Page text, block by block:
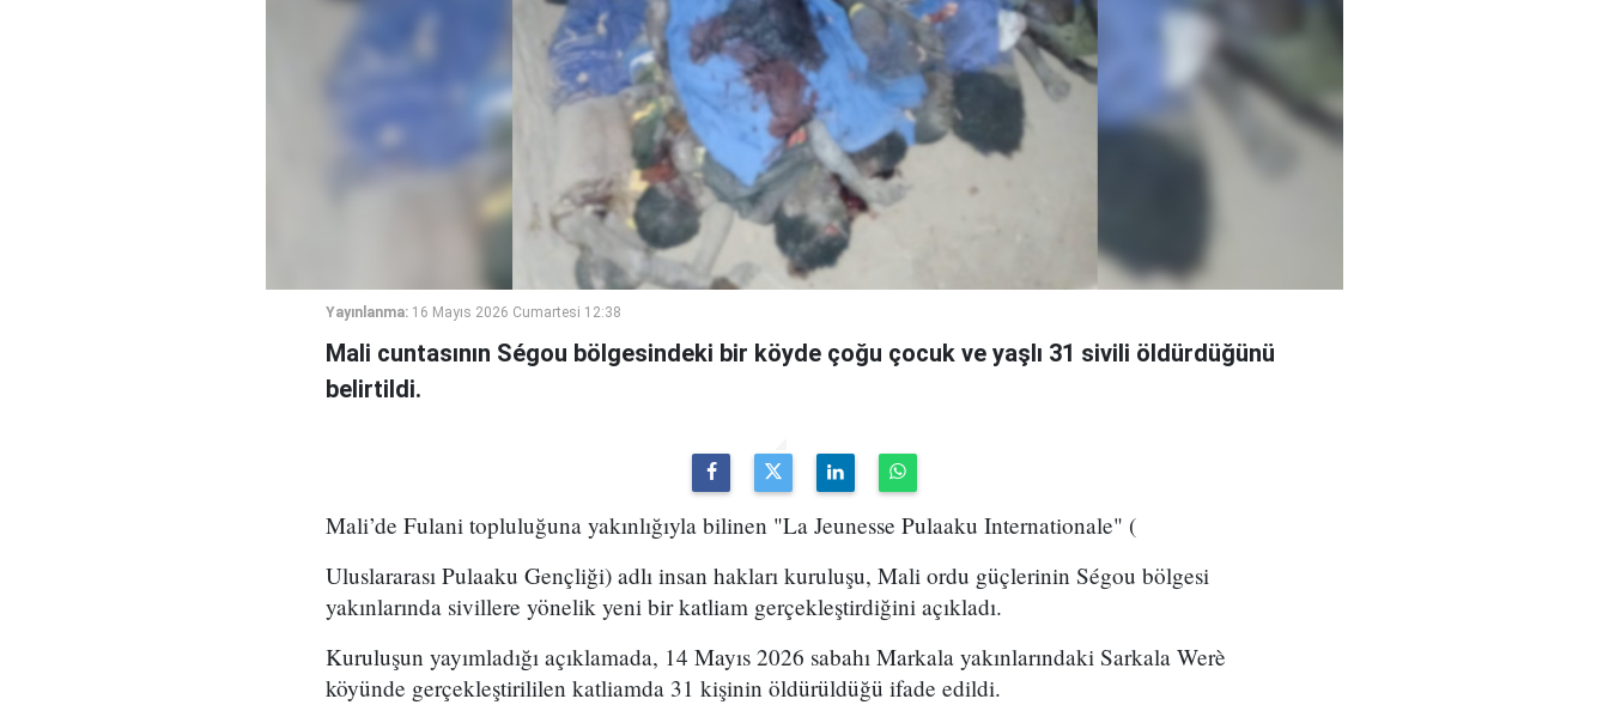
Yayınlanma: 16 Mayıs 2026 Cumartesi 12:38
Mali cuntasının Ségou bölgesindeki bir köyde çoğu çocuk ve yaşlı 31 sivili öldürdüğünü
belirtildi.
Mali’de Fulani topluluğuna yakınlığıyla bilinen "La Jeunesse Pulaaku Internationale" (
Uluslararası Pulaaku Gençliği) adlı insan hakları kuruluşu, Mali ordu güçlerinin Ségou bölgesi
yakınlarında sivillere yönelik yeni bir katliam gerçekleştirdiğini açıkladı.
Kuruluşun yayımladığı açıklamada, 14 Mayıs 2026 sabahı Markala yakınlarındaki Sarkala Werè
köyünde gerçekleştirililen katliamda 31 kişinin öldürüldüğü ifade edildi.